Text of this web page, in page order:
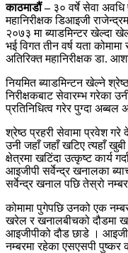
काठमाडौं – ३० वर्षे सेवा अवधि
महानिरीक्षक डिआइजी
२०७३ मा ब्याडमिन्टर खेल्दा
भई विगत तीन वर्ष यता
अतिरिक्त महानिरीक्षक डा.
नियमित ब्याडमिन्टन खेल्ने
निरीक्षकबाट सेवारम्भ गरेका
प्रतिनिधित्व गरेर पुग्दा
श्रेष्ठ प्रहरी सेवामा प्रवेश
उनी जहाँ जहाँ खटिए त्यहाँ
क्षेत्रमा खटिंदा उत्कृष्ट कार्य
आइजीपी सर्वेन्द्र खनालका
सर्वेन्द्र खनाल पछि तेस्रो
कोमामा पुगेपछि उनको एक
खरेल र खनालबीचको दौडमा
आइजीपीको दौड छाडे ।
नम्बरमा रहेका एसएसपी पुष्कर